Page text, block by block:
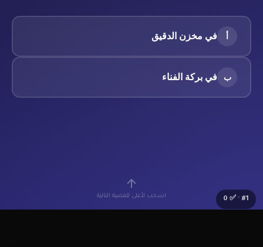
أ في مخزن الدقيق
ب في بركة الفناء
اسحب لأعلى للقضية التالية #1
· ✅
0